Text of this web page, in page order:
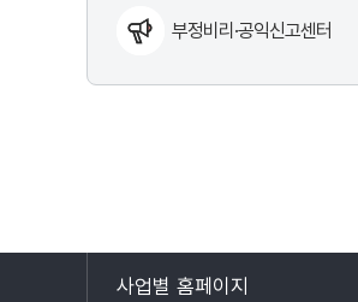
부정비리·공익신고센터
사업별 홈페이지